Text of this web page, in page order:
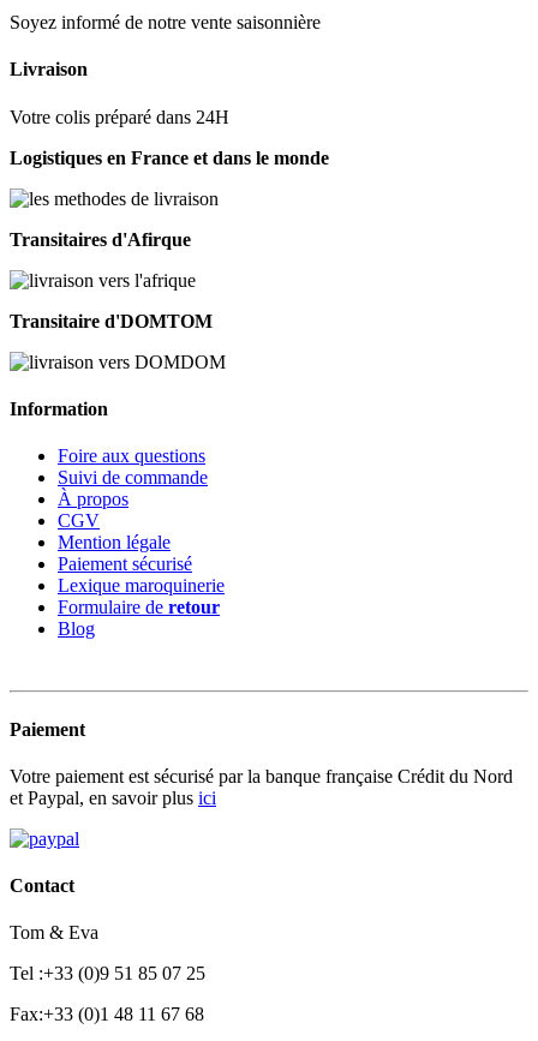
Soyez informé de notre vente saisonnière
Livraison
Votre colis préparé dans 24H
Logistiques en France et dans le monde
Transitaires d'Afirque
Transitaire d'DOMTOM
Information
Foire aux questions
Suivi de commande
À propos
CGV
Mention légale
Paiement sécurisé
Lexique maroquinerie
Formulaire de retour
Blog
Paiement
Votre paiement est sécurisé par la banque française Crédit du Nord
et Paypal, en savoir plus ici
Contact
Tom & Eva
Tel :+33 (0)9 51 85 07 25
Fax:+33 (0)1 48 11 67 68